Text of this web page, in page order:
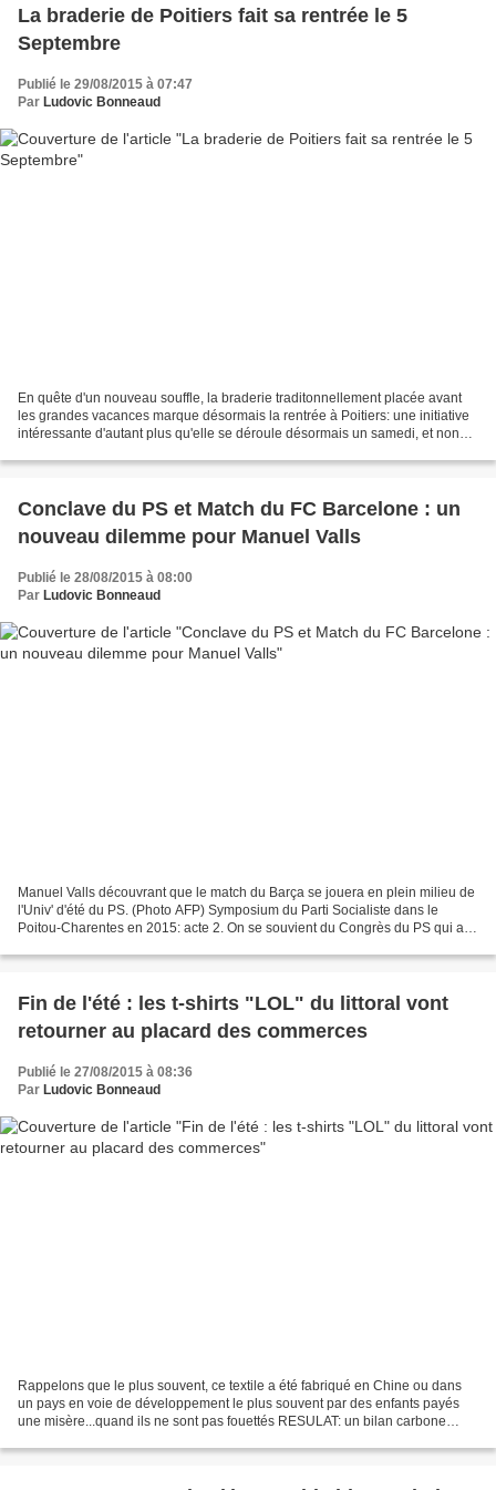
La braderie de Poitiers fait sa rentrée le 5
Septembre
Publié le 29/08/2015 à 07:47
Par Ludovic Bonneaud
En quête d'un nouveau souffle, la braderie traditonnellement placée avant
les grandes vacances marque désormais la rentrée à Poitiers: une initiative
intéressante d'autant plus qu'elle se déroule désormais un samedi, et non
Conclave du PS et Match du FC Barcelone : un
nouveau dilemme pour Manuel Valls
Publié le 28/08/2015 à 08:00
Par Ludovic Bonneaud
Manuel Valls découvrant que le match du Barça se jouera en plein milieu de
l'Univ' d'été du PS. (Photo AFP) Symposium du Parti Socialiste dans le
Poitou-Charentes en 2015: acte 2. On se souvient du Congrès du PS qui a
Fin de l'été : les t-shirts "LOL" du littoral vont
retourner au placard des commerces
Publié le 27/08/2015 à 08:36
Par Ludovic Bonneaud
Rappelons que le plus souvent, ce textile a été fabriqué en Chine ou dans
un pays en voie de développement le plus souvent par des enfants payés
une misère...quand ils ne sont pas fouettés RESULAT: un bilan carbone